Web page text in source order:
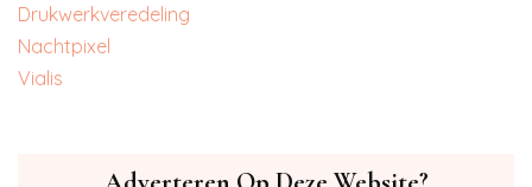
‎Drukwerkveredeling
‎Nachtpixel
‎Vialis